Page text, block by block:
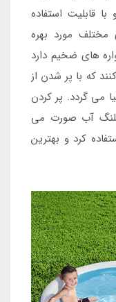
قابلیت استفاده
مورد بهره
های ضخیم دارد
که با پر شدن از
می گردد. پر کردن
آب صورت می
کرد و بهترین